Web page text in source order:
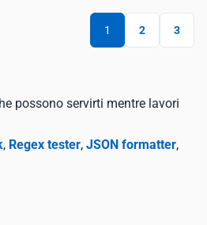
1 2 3
possono servirti mentre lavori
, Regex tester, JSON formatter,